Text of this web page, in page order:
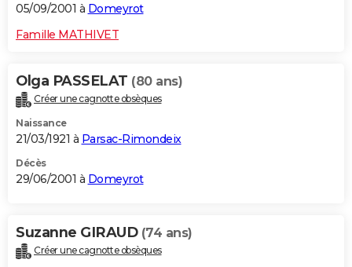
05/09/2001 à Domeyrot
Famille MATHIVET
Olga PASSELAT (80 ans)
Créer une cagnotte obsèques
Naissance
21/03/1921 à Parsac-Rimondeix
Décès
29/06/2001 à Domeyrot
Suzanne GIRAUD (74 ans)
Créer une cagnotte obsèques